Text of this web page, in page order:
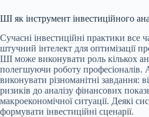
ШІ як інструмент інвестиційного
Сучасні інвестиційні практики все
штучний інтелект для оптимізації
ШІ може виконувати роль кількох
полегшуючи роботу професіоналів.
виконувати різноманітні завдання:
ризиків до аналізу фінансових
макроекономічної ситуації. Деякі
формувати інвестиційні сценарії.